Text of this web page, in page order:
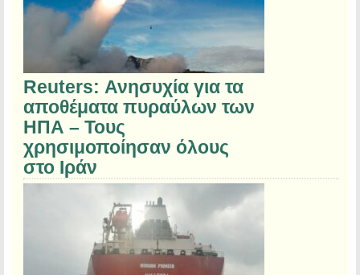
Reuters: Ανησυχία για τα
αποθέματα πυραύλων των
ΗΠΑ – Τους
χρησιμοποίησαν όλους
στο Ιράν